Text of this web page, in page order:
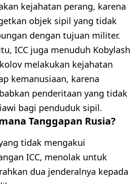
kejahatan perang, karena
objek sipil yang tidak
dengan tujuan militer.
ICC juga menuduh Kobylash
melakukan kejahatan
kemanusiaan, karena
penderitaan yang tidak
bagi penduduk sipil.
Tanggapan Rusia?
tidak mengakui
ICC, menolak untuk
dua jenderalnya kepada